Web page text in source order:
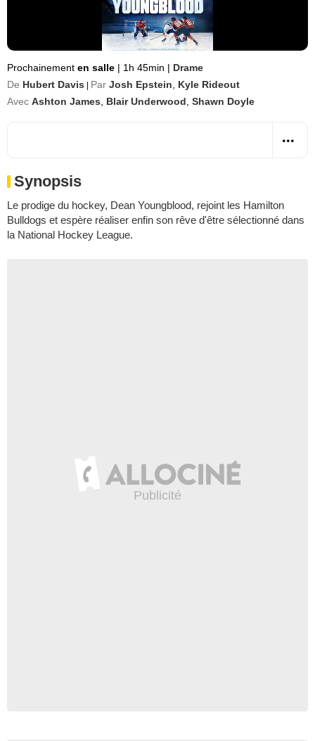
Prochainement en salle | 1h 45min | Drame
De Hubert Davis Par Josh Epstein
Kyle Rideout
Avec Ashton James Blair Underwood Shawn Doyle
Synopsis
Le prodige du hockey, Dean Youngblood, rejoint les Hamilton
Bulldogs et espère réaliser enfin son rêve d'être sélectionné dans
la National Hockey League.